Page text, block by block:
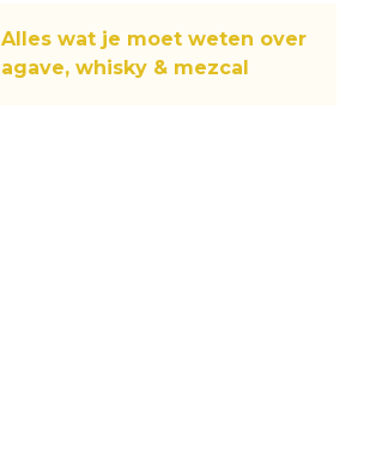
Alles wat je moet weten over
agave, whisky & mezcal